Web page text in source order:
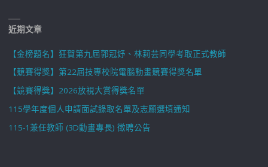
近期文章
【金榜題名】狂賀第九屆郭冠妤、林莉芸同學考取正式教師
【競賽得獎】第22屆技專校院電腦動畫競賽得獎名單
【競賽得獎】2026放視大賞得獎名單
115學年度個人申請面試錄取名單及志願選填通知
115-1兼任教師 (3D動畫專長) 徵聘公告